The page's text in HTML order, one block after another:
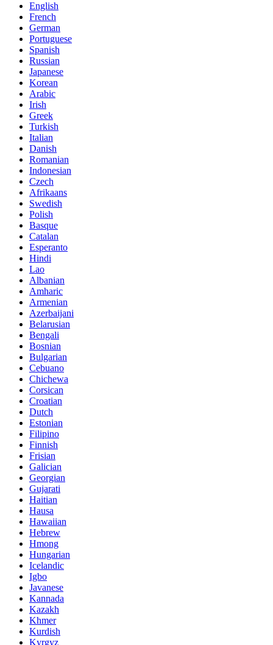
English
French
German
Portuguese
Spanish
Russian
Japanese
Korean
Arabic
Irish
Greek
Turkish
Italian
Danish
Romanian
Indonesian
Czech
Afrikaans
Swedish
Polish
Basque
Catalan
Esperanto
Hindi
Lao
Albanian
Amharic
Armenian
Azerbaijani
Belarusian
Bengali
Bosnian
Bulgarian
Cebuano
Chichewa
Corsican
Croatian
Dutch
Estonian
Filipino
Finnish
Frisian
Galician
Georgian
Gujarati
Haitian
Hausa
Hawaiian
Hebrew
Hmong
Hungarian
Icelandic
Igbo
Javanese
Kannada
Kazakh
Khmer
Kurdish
Kyrgyz